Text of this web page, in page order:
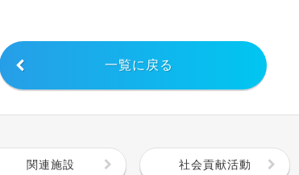
一覧に戻る
関連施設 社会貢献活動